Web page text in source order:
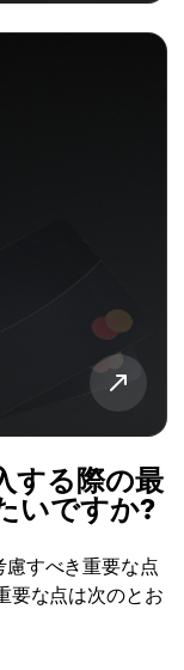
する際の最
いですか?
すべき重要な点
要な点は次のとお